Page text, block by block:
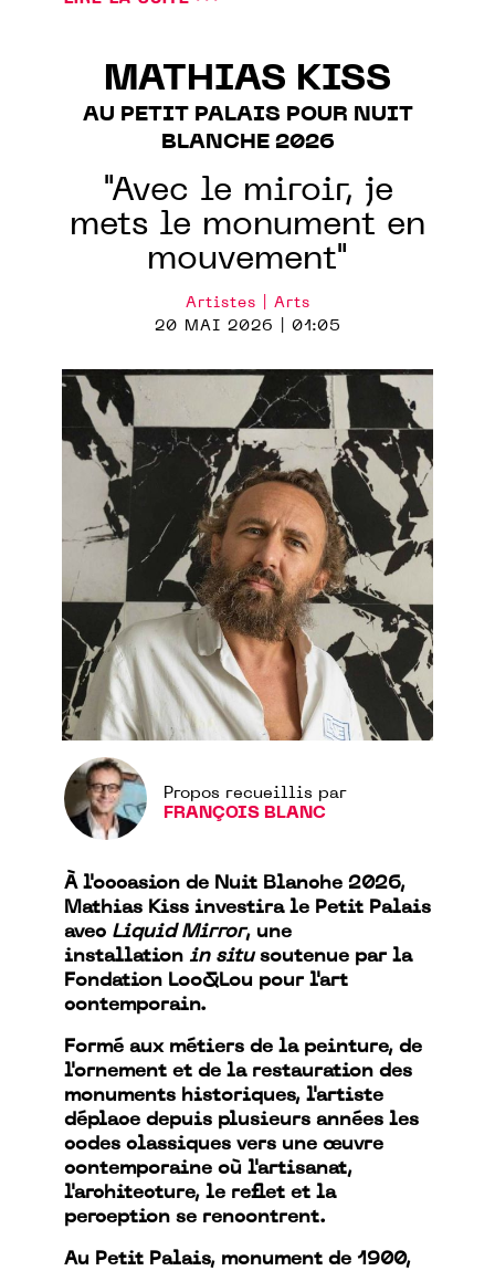
MATHIAS KISS
AU PETIT PALAIS POUR NUIT
BLANCHE 2026
"Avec le miroir, je
mets le monument en
mouvement"
Artistes | Arts
20 MAI 2026 | 01:05
Propos recueillis par
FRANÇOIS BLANC
À l'occasion de Nuit Blanche 2026,
Mathias Kiss investira le Petit Palais
avec Liquid Mirror, une
installation in situsoutenue par la
Fondation Loo&Lou pour l'art
contemporain.
Formé aux métiers de la peinture, de
l'ornement et de la restauration des
monuments historiques, l'artiste
déplace depuis plusieurs années les
codes classiques vers une œuvre
contemporaine où l'artisanat,
l'architecture, le reflet et la
perception se rencontrent.
Au Petit Palais, monument de 1900,